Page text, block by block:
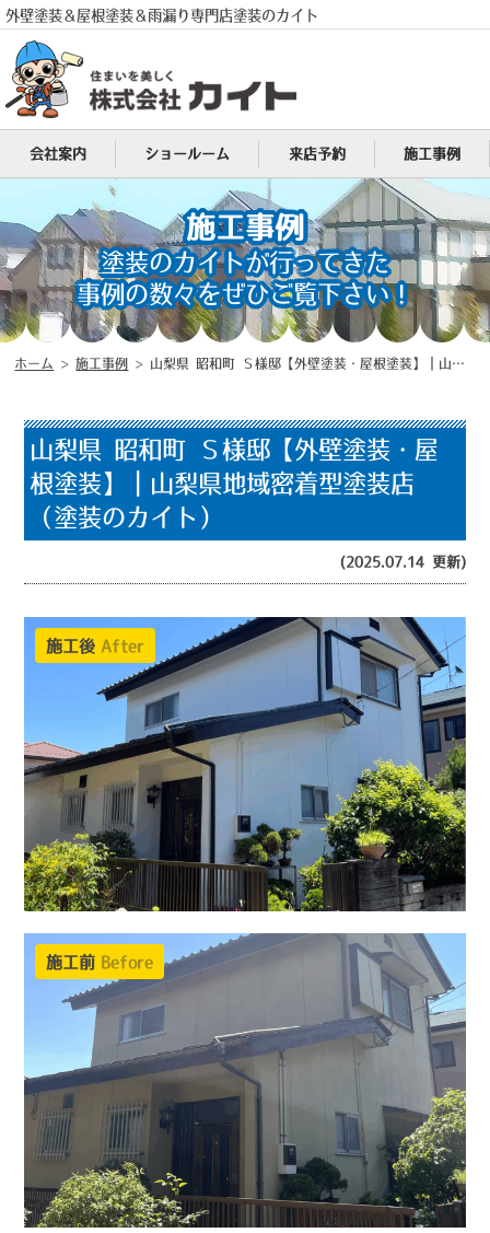
外壁塗装＆屋根塗装＆雨漏り専門店塗装のカイト
電話
会社案内 ショールーム 来店予約 施工事例
施工事例
塗装のカイトが行ってきた
事例の数々をぜひご覧下さい！
ホーム >施工事例 > 山梨県 昭和町 Ｓ様邸【外壁塗装・屋根塗装】｜山梨県地域密着型塗装店（塗装のカイト）
山梨県 昭和町 Ｓ様邸【外壁塗装・屋
根塗装】｜山梨県地域密着型塗装店
（塗装のカイト）
(2025.07.14 更新)
施工後 After
施工前 Before